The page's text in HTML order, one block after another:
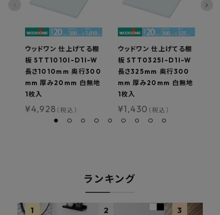
ウッドワン 仕上げてる棚
板 STT1010I-D1I-W
長さ1010mm 奥行300
mm 厚み20mm 白無地
1枚入
¥4,928 （税込）
ウッドワン 仕上げてる棚
板 STT0325I-D1I-W
長さ325mm 奥行300
mm 厚み20mm 白無地
1枚入
¥1,430 （税込）
ランキング